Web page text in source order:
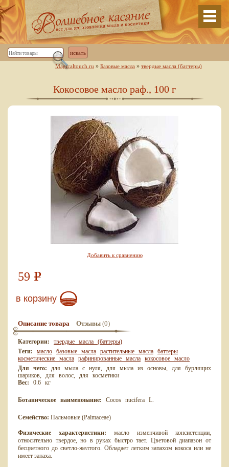
Magicaltouch.ru » Базовые масла » твердые масла (баттеры)
Кокосовое масло раф., 100 г
Добавить к сравнению
59 Р
в корзину
Описание товара Отзывы (0)
Категории:
твердые масла (баттеры)
Теги:
масло базовые масла растительные масла баттеры
косметические масла рафинированные масла кокосовое масло
Для чего:
для мыла с нуля, для мыла из основы, для бурлящих
шариков, для волос, для косметики
Вес:
0.6 кг
Ботаническое наименование: Cocos nucifera L.
Семейство: Пальмовые (Palmaсeae)
Физические характеристики: масло изменчивой консистенции,
относительно твердое, но в руках быстро тает. Цветовой диапазон от
бесцветного до светло-желтого. Обладает легким запахом кокоса или не
имеет запаха.